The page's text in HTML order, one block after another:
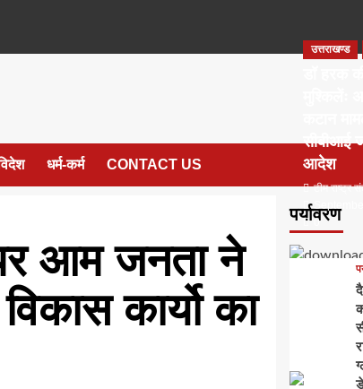
धर्म-कर्म CONTACT US
आम जनता ने
कार्यो का
पर्यावरण
उत्तराखण्ड
सीबीआई
आदेश
टीम राष्ट्र
0